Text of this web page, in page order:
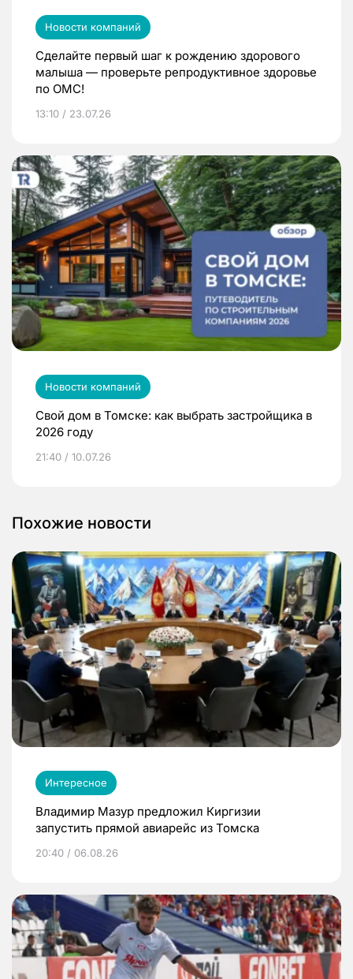
Новости компаний
Сделайте первый шаг к рождению здорового
малыша — проверьте репродуктивное здоровье
по ОМС!
13:10 / 23.07.26
Новости компаний
Свой дом в Томске: как выбрать застройщика в
2026 году
21:40 / 10.07.26
Похожие новости
Интересное
Владимир Мазур предложил Киргизии
запустить прямой авиарейс из Томска
20:40 / 06.08.26